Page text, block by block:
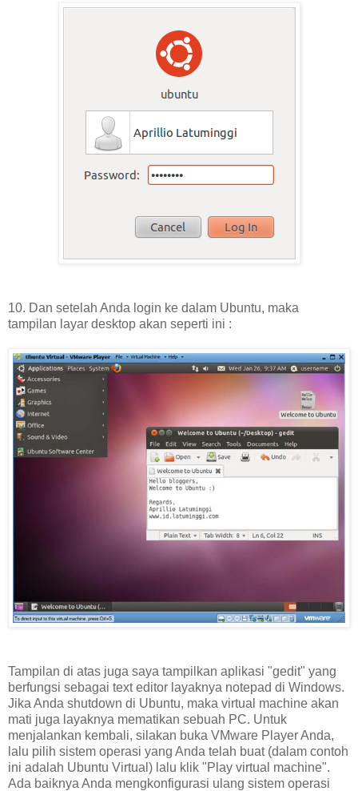
10. Dan setelah Anda login ke dalam Ubuntu, maka
tampilan layar desktop akan seperti ini :
Tampilan di atas juga saya tampilkan aplikasi "gedit" yang
berfungsi sebagai text editor layaknya notepad di Windows.
Jika Anda shutdown di Ubuntu, maka virtual machine akan
mati juga layaknya mematikan sebuah PC. Untuk
menjalankan kembali, silakan buka VMware Player Anda,
lalu pilih sistem operasi yang Anda telah buat (dalam contoh
ini adalah Ubuntu Virtual) lalu klik "Play virtual machine".
Ada baiknya Anda mengkonfigurasi ulang sistem operasi